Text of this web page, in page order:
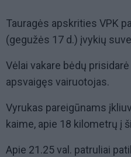
Tauragės apskrities VPK
(gegužės 17 d.) įvykių
Vėlai vakare bėdų
apsvaigęs vairuotojas.
Vyrukas pareigūnams
kaime, apie 18 kilometrų į
Apie 21.25 val. patruliai